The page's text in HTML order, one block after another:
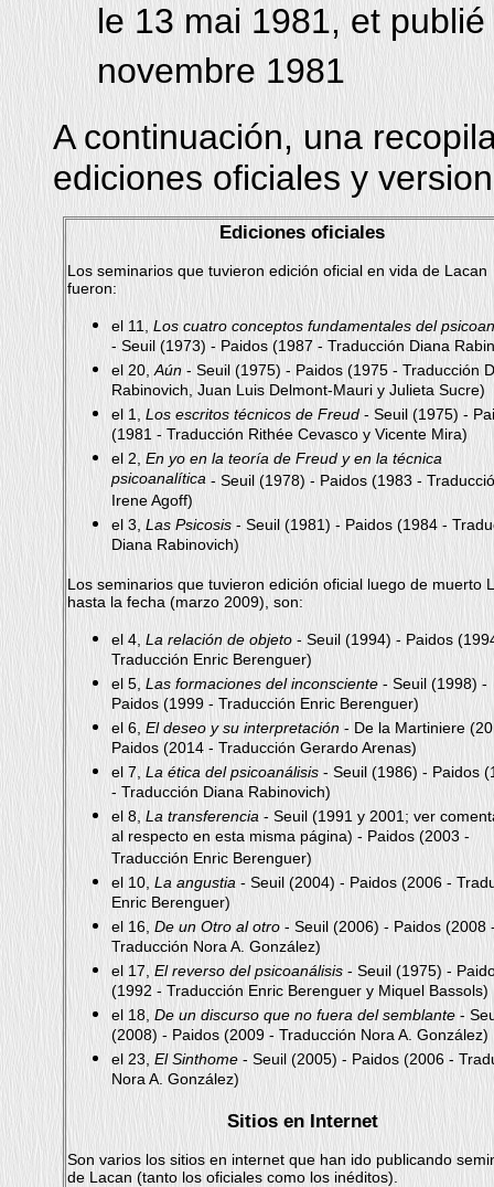
le 13 mai 1981, et
novembre 1981
A continuación, una
ediciones oficiales y
Ediciones oficiales
Los seminarios que tuvieron edición oficial en vida de Lacan
fueron:
el 11, Los cuatro conceptos fundamentales del
- Seuil (1973) - Paidos (1987 - Traducción Diana
el 20, Aún- Seuil (1975) - Paidos (1975 - Traducción
Rabinovich, Juan Luis Delmont-Mauri y Julieta Sucre)
el 1, Los escritos técnicos de Freud- Seuil (1975) -
(1981 - Traducción Rithée Cevasco y Vicente Mira)
el 2, En yo en la teoría de Freud y en la técnica
psicoanalítica- Seuil (1978) - Paidos (1983 -
Irene Agoff)
el 3, Las Psicosis- Seuil (1981) - Paidos (1984 -
Diana Rabinovich)
Los seminarios que tuvieron edición oficial luego de muerto
hasta la fecha (marzo 2009), son:
el 4, La relación de objeto- Seuil (1994) - Paidos
Traducción Enric Berenguer)
el 5, Las formaciones del inconsciente- Seuil (1998) -
Paidos (1999 - Traducción Enric Berenguer)
el 6, El deseo y su interpretación - De la Martiniere
Paidos (2014 - Traducción Gerardo Arenas)
el 7, La ética del psicoanálisis- Seuil (1986) - Paidos
- Traducción Diana Rabinovich)
el 8, La transferencia - Seuil (1991 y 2001; ver
al respecto en esta misma página) - Paidos (2003 -
Traducción Enric Berenguer)
el 10, La angustia - Seuil (2004) - Paidos (2006 -
Enric Berenguer)
el 16, De un Otro al otro- Seuil (2006) - Paidos (2008
Traducción Nora A. González)
el 17,El reverso del psicoanálisis- Seuil (1975) -
(1992 - Traducción Enric Berenguer y Miquel Bassols)
el 18, De un discurso que no fuera del semblante-
(2008) - Paidos (2009 - Traducción Nora A. González)
el 23, El Sinthome- Seuil (2005) - Paidos (2006 -
Nora A. González)
Sitios en Internet
Son varios los sitios en internet que han ido publicando
de Lacan (tanto los oficiales como los inéditos).